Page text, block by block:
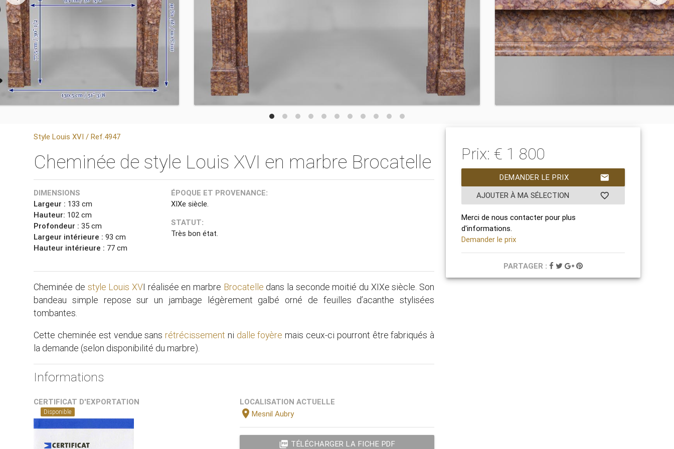
Style Louis XVI / Ref.4947
Cheminée de style Louis XVI en marbre Brocatelle
DIMENSIONS
Largeur : 133 cm
Hauteur: 102 cm
Profondeur : 35 cm
Largeur intérieure :93 cm
Hauteur intérieure : 77 cm
ÉPOQUE ET PROVENANCE:
XIXe siècle.
STATUT:
Très bon état.
Cheminée de style Louis XVI réalisée en marbre Brocatelle dans la seconde moitié du XIXe siècle. Son
bandeau simple repose sur un jambage légèrement galbé orné de feuilles d’acanthe stylisées
tombantes.
Cette cheminée est vendue sans rétrécissement ni dalle foyère mais ceux-ci pourront être fabriqués à
la demande (selon disponibilité du marbre).
Informations
CERTIFICAT D'EXPORTATION
Disponible
LOCALISATION ACTUELLE
location_on Mesnil Aubry
picture_as_pdf TÉLÉCHARGER LA FICHE PDF
Prix: € 1 800
mail
DEMANDER LE PRIX
favorite_border
AJOUTER À MA SÉLECTION
Merci de nous contacter pour plus
d'informations.
Demander le prix
PARTAGER :